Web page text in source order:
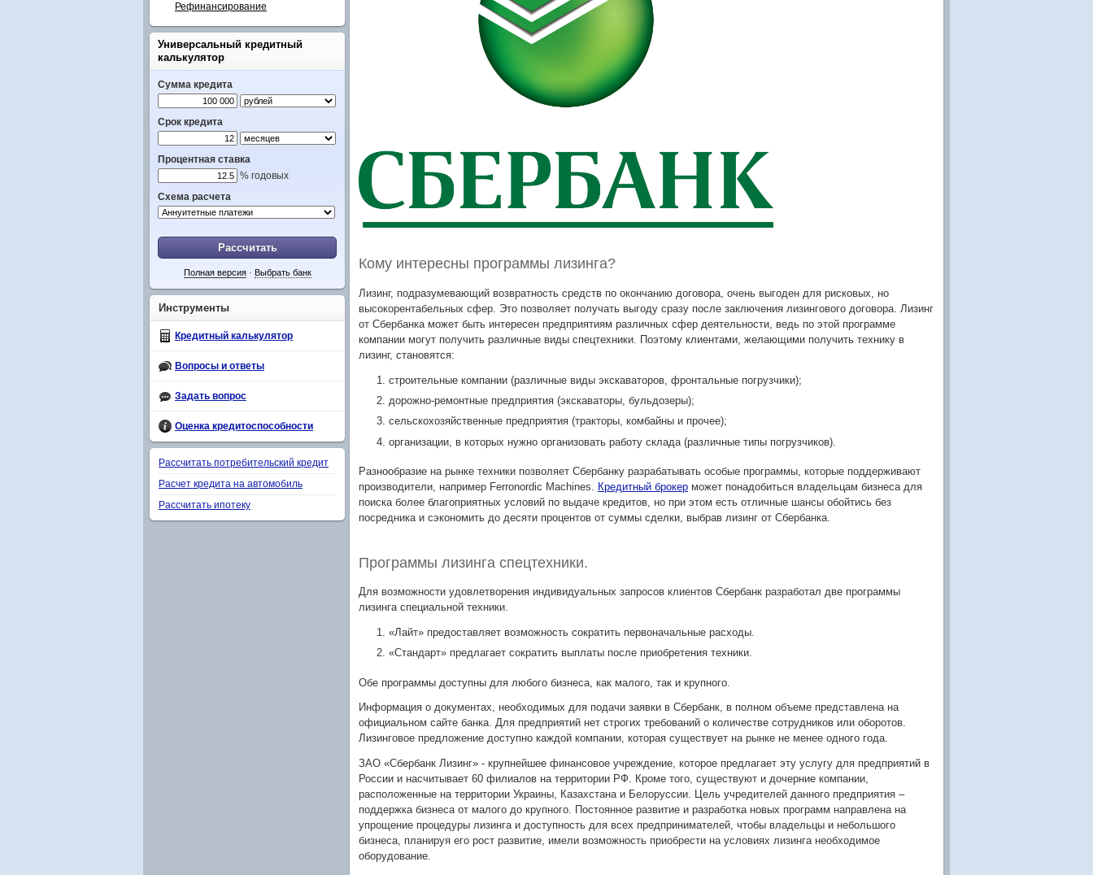
Кому интересны программы лизинга?
Лизинг, подразумевающий возвратность средств по окончанию договора, очень выгоден для рисковых, но
высокорентабельных сфер. Это позволяет получать выгоду сразу после заключения лизингового договора. Лизинг
от Сбербанка может быть интересен предприятиям различных сфер деятельности, ведь по этой программе
компании могут получить различные виды спецтехники. Поэтому клиентами, желающими получить технику в
лизинг, становятся:
строительные компании (различные виды экскаваторов, фронтальные погрузчики);
дорожно-ремонтные предприятия (экскаваторы, бульдозеры);
сельскохозяйственные предприятия (тракторы, комбайны и прочее);
организации, в которых нужно организовать работу склада (различные типы погрузчиков).
Разнообразие на рынке техники позволяет Сбербанку разрабатывать особые программы, которые поддерживают
производители, например Ferronordic Machines. Кредитный брокер может понадобиться владельцам бизнеса для
поиска более благоприятных условий по выдаче кредитов, но при этом есть отличные шансы обойтись без
посредника и сэкономить до десяти процентов от суммы сделки, выбрав лизинг от Сбербанка.
Программы лизинга спецтехники.
Для возможности удовлетворения индивидуальных запросов клиентов Сбербанк разработал две программы
лизинга специальной техники.
«Лайт» предоставляет возможность сократить первоначальные расходы.
«Стандарт» предлагает сократить выплаты после приобретения техники.
Обе программы доступны для любого бизнеса, как малого, так и крупного.
Информация о документах, необходимых для подачи заявки в Сбербанк, в полном объеме представлена на
официальном сайте банка. Для предприятий нет строгих требований о количестве сотрудников или оборотов.
Лизинговое предложение доступно каждой компании, которая существует на рынке не менее одного года.
ЗАО «Сбербанк Лизинг» - крупнейшее финансовое учреждение, которое предлагает эту услугу для предприятий в
России и насчитывает 60 филиалов на территории РФ. Кроме того, существуют и дочерние компании,
расположенные на территории Украины, Казахстана и Белоруссии. Цель учредителей данного предприятия –
поддержка бизнеса от малого до крупного. Постоянное развитие и разработка новых программ направлена на
упрощение процедуры лизинга и доступность для всех предпринимателей, чтобы владельцы и небольшого
бизнеса, планируя его рост развитие, имели возможность приобрести на условиях лизинга необходимое
оборудование.
Рефинансирование
Универсальный кредитный
калькулятор
Сумма кредита
Срок кредита
Процентная ставка
% годовых
Схема расчета
Рассчитать
Полная версия· Выбрать банк
Инструменты
Кредитный калькулятор
Вопросы и ответы
Задать вопрос
Оценка кредитоспособности
Рассчитать потребительский кредит
Расчет кредита на автомобиль
Рассчитать ипотеку